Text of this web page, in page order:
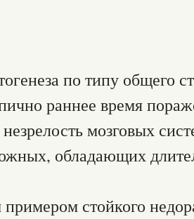
по типу общего
раннее время
мозговых
обладающих
стойкого